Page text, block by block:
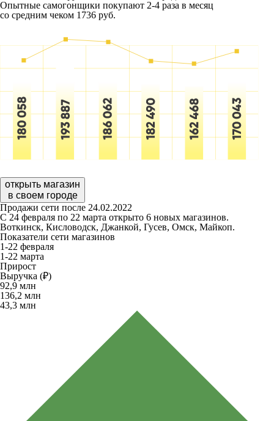
Опытные самогонщики покупают 2-4 раза в месяц
со средним чеком 1736 руб.
открыть магазин
в своем городе
Продажи сети после 24.02.2022
С 24 февраля по 22 марта открыто 6 новых магазинов.
Воткинск, Кисловодск, Джанкой, Гусев, Омск, Майкоп.
Показатели сети магазинов
1-22 февраля
1-22 марта
Прирост
Выручка (₽)
92,9 млн
136,2 млн
43,3 млн